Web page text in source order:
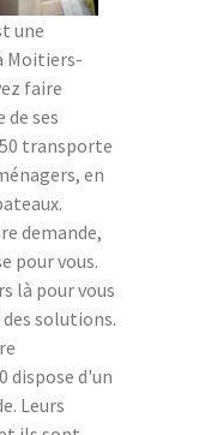
une
Moitiers-
faire
ses
50 transporte
en
demande,
pour vous.
là pour vous
solutions.
dispose d'un
Leurs